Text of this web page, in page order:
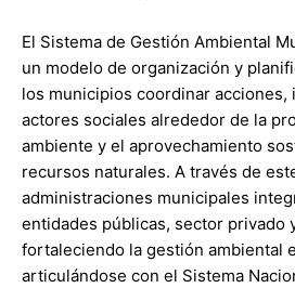
El Sistema de Gestión Ambiental
un modelo de organización y
los municipios coordinar acciones,
actores sociales alrededor de la
ambiente y el aprovechamiento
recursos naturales. A través de
administraciones municipales
entidades públicas, sector privado
fortaleciendo la gestión ambiental
articulándose con el Sistema